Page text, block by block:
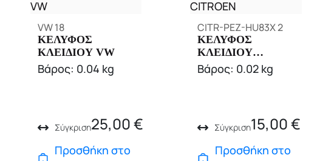
VW 18
ΚΕΛΥΦΟΣ
ΚΛΕΙΔΙΟΥ VW
Βάρος: 0.04 kg
Σύγκριση25,00€
Προσθήκη στο
CITR-PEZ-HU83X 2
ΚΕΛΥΦΟΣ
ΚΛΕΙΔΙΟΥ
CITROEN
Βάρος: 0.02 kg
Σύγκριση15,00€
Προσθήκη στο